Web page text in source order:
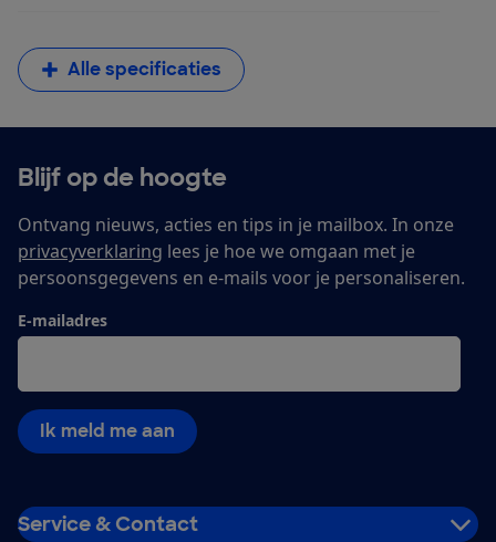
Alle specificaties
Blijf op de hoogte
Ontvang nieuws, acties en tips in je mailbox. In onze
privacyverklaring lees je hoe we omgaan met je
persoonsgegevens en e-mails voor je personaliseren.
E-mailadres
Ik meld me aan
Service & Contact